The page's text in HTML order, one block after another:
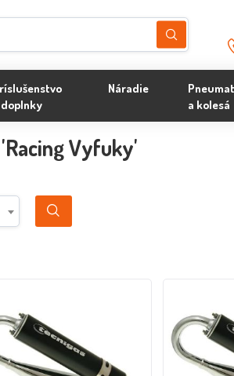
doplnky
Náradie
a kolesá
Vyfuky'